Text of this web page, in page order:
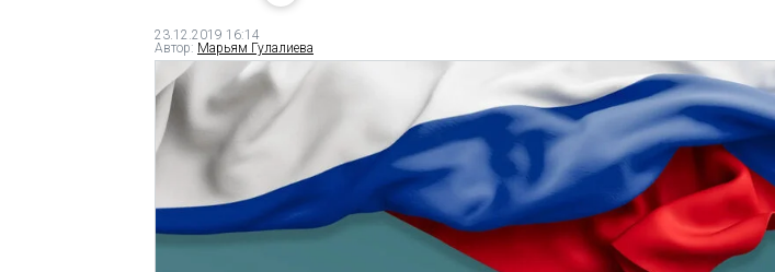
23.12.2019 16:14
Автор: Марьям Гулалиева